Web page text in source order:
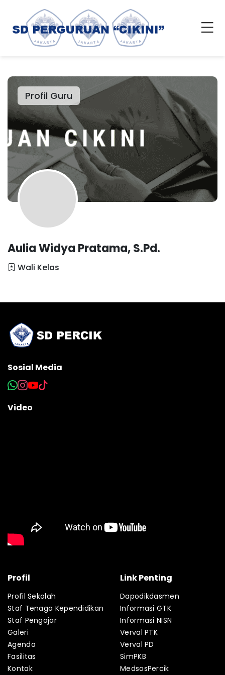
Profil Guru
Aulia Widya Pratama, S.Pd.
Wali Kelas
Sosial Media
Video
Profil
Profil Sekolah
Staf Tenaga Kependidikan
Staf Pengajar
Galeri
Agenda
Fasilitas
Kontak
Link Penting
Dapodikdasmen
Informasi GTK
Informasi NISN
Verval PTK
Verval PD
SimPKB
MedsosPercik